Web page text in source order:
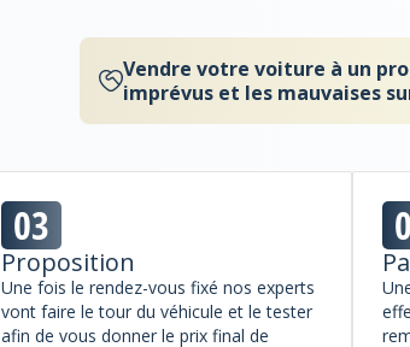
Vendre votre voiture à un
imprévus et les mauvaises
03
Proposition
Une fois le rendez-vous fixé nos experts
vont faire le tour du véhicule et le tester
afin de vous donner le prix final de